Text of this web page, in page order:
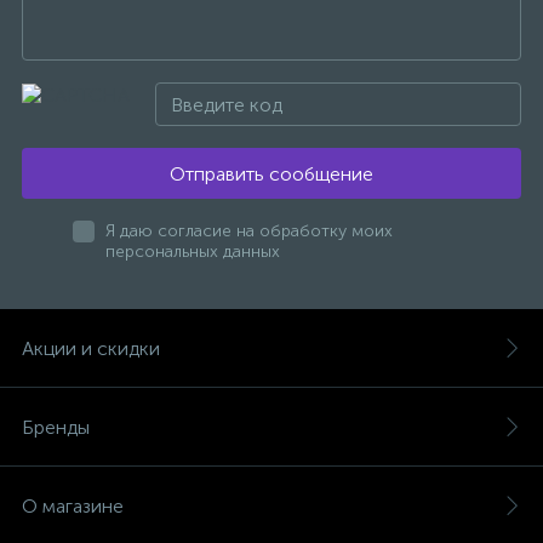
Отправить сообщение
Я даю согласие на обработку моих
персональных данных
Акции и скидки
Бренды
О магазине
Смесители на борт ванны
Смесители термостатические
Штуцеры с держателем
Электронные смесители для раковины